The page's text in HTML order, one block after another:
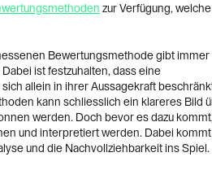
zur Verfügung,
Bewertungsmethode gibt immer
ist festzuhalten, dass eine
allein in ihrer Aussagekraft
kann schliesslich ein klareres Bild
werden. Doch bevor es dazu
und interpretiert werden. Dabei
und die Nachvollziehbarkeit ins Spiel.